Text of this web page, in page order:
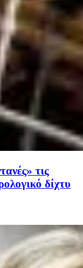
τις
δίχτυ